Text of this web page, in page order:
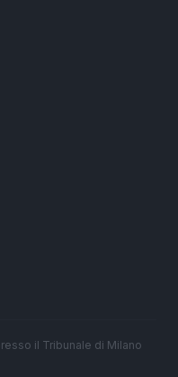
il Tribunale di Milano